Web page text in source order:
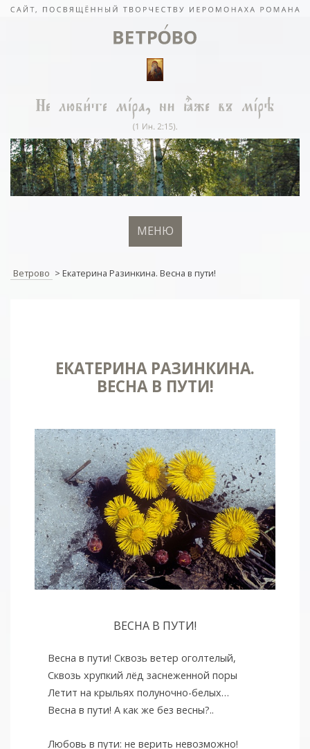
МЕНЮ
Ветрово > Екатерина Разинкина. Весна в пути!
ЕКАТЕРИНА РАЗИНКИНА.
ВЕСНА В ПУТИ!
ВЕСНА В ПУТИ!
Весна в пути! Сквозь ветер оголтелый,
Сквозь хрупкий лёд заснеженной поры
Летит на крыльях полуночно-белых…
Весна в пути! А как же без весны?..
Любовь в пути: не верить невозможно!